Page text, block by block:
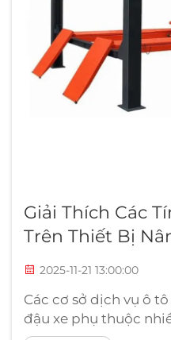
Giải Thích Các
Trên Thiết Bị
2025-11-21 13:00:00
Các cơ sở dịch vụ ô
đậu xe phụ thuộc